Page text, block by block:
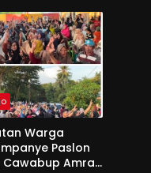
Warga
Paslon
Amran